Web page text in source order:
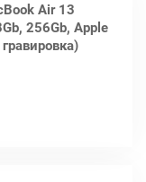
Air 13
256Gb, Apple